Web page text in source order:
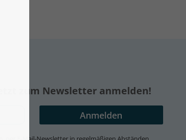
zum Newsletter anmelden!